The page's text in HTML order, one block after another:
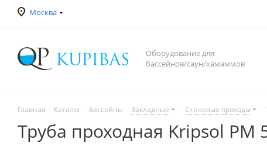
Москва
Оборудование для
бассейнов/саун/хамаммов
Главная - Каталог - Бассейны - Закладные - Стеновые проходы -
Труба проходная Kripsol PM